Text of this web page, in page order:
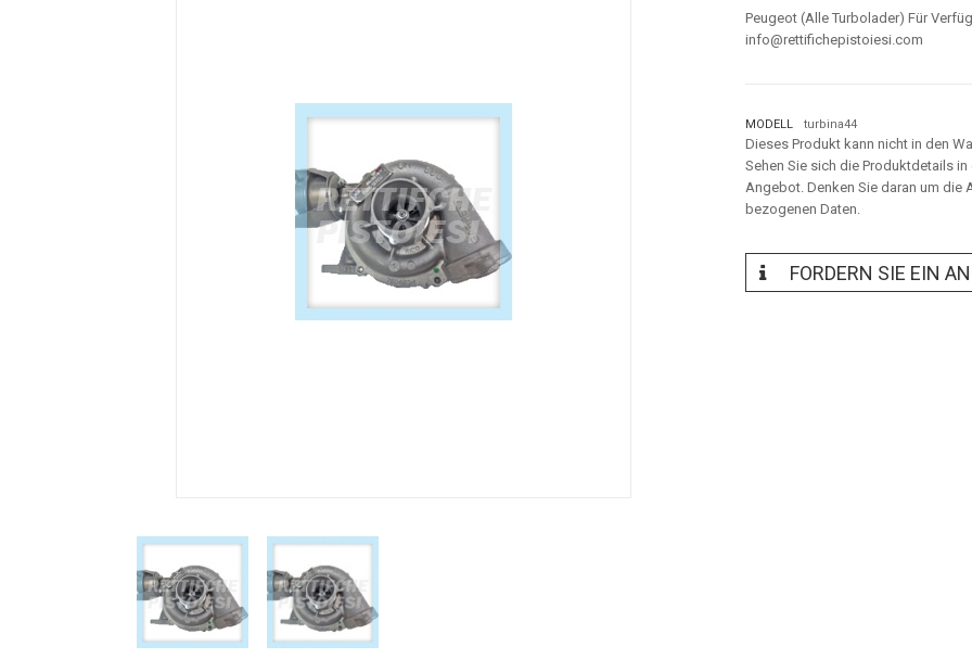
Peugeot (Alle Turbolader) Für
info@rettifichepistoiesi.com
MODELL turbina44
Dieses Produkt kann nicht in den
Sehen Sie sich die Produktdetails
Angebot. Denken Sie daran um die
bezogenen Daten.
FORDERN SIE EIN